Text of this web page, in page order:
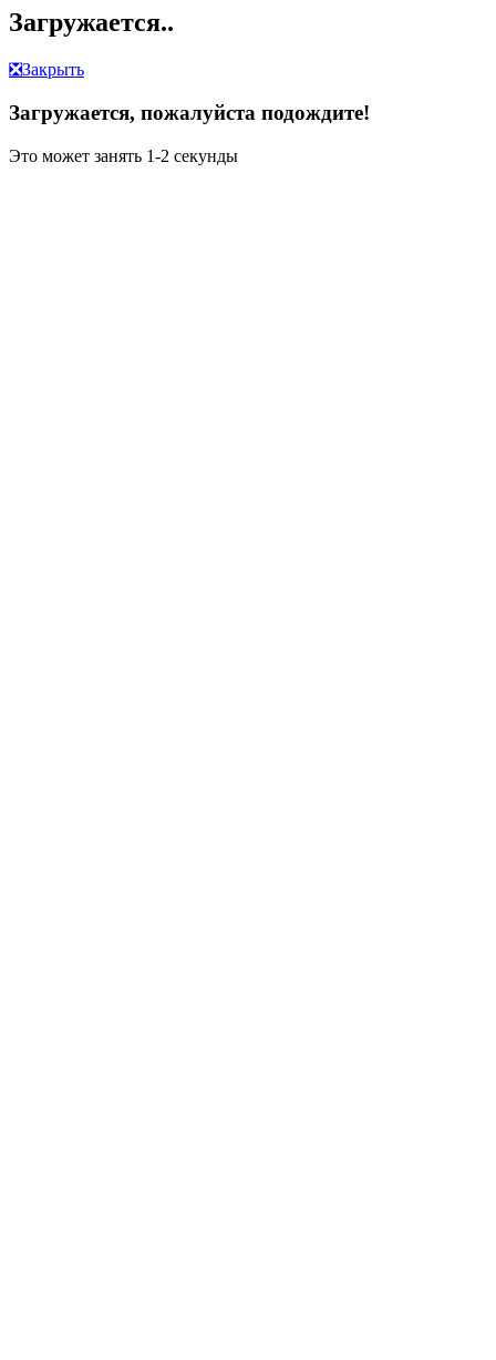
Загружается..
❎Закрыть
Загружается, пожалуйста подождите!
Это может занять 1-2 секунды